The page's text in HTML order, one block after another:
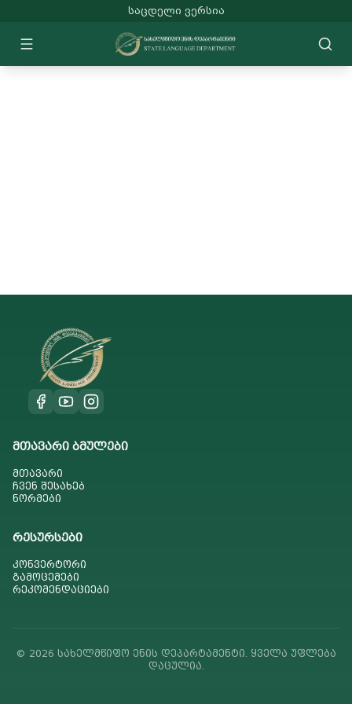
ᲡᲐᲪᲓᲔᲚᲘ ᲕᲔᲠᲡᲘᲐ
მთავარი ბმულები
მთავარი
ჩვენ შესახებ
ნორმები
რესურსები
კონვერტორი
გამოცემები
რეკომენდაციები
© 2026 სახელმწიფო ენის დეპარტამენტი. ყველა უფლება
დაცულია.